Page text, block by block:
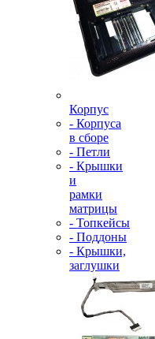
Корпус
- Корпуса
в сборе
- Петли
- Крышки
и
рамки
матрицы
- Топкейсы
- Поддоны
- Крышки,
заглушки